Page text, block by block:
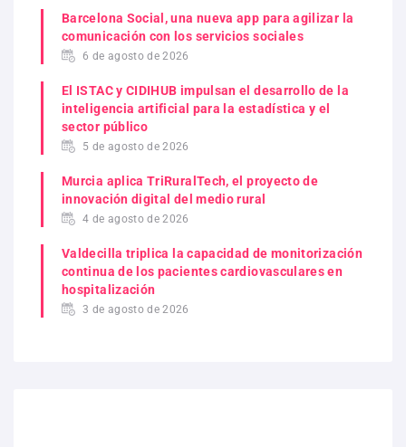
Barcelona Social, una nueva app para agilizar la
comunicación con los servicios sociales
6 de agosto de 2026
El ISTAC y CIDIHUB impulsan el desarrollo de la
inteligencia artificial para la estadística y el
sector público
5 de agosto de 2026
Murcia aplica TriRuralTech, el proyecto de
innovación digital del medio rural
4 de agosto de 2026
Valdecilla triplica la capacidad de monitorización
continua de los pacientes cardiovasculares en
hospitalización
3 de agosto de 2026